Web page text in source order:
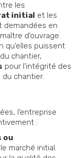
les
initial et les
demandées en
d’ouvrage.
qu’elles puissent
chantier,
pour l'intégrité des
chantier.
l’entreprise
:
ou
marché initial.